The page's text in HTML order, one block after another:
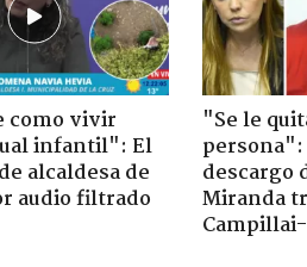
como vivir
infantil": El
alcaldesa de
audio filtrado
"Se le
descargo
Miranda